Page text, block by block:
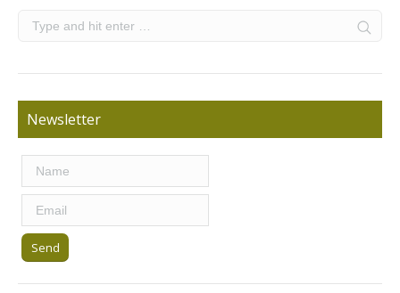
Newsletter